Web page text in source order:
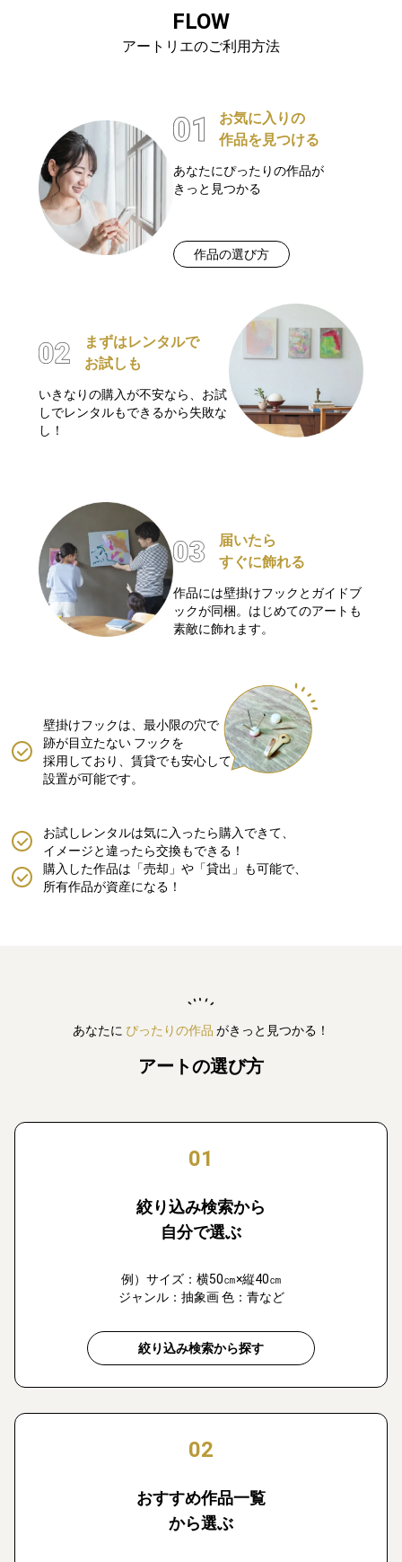
FLOW
アートリエのご利用方法
お気に入りの
作品を見つける
あなたにぴったりの作品が
きっと見つかる
作品の選び方
まずはレンタルで
お試しも
いきなりの購入が不安なら、お試
しでレンタルもできるから失敗な
し！
届いたら
すぐに飾れる
作品には壁掛けフックとガイドブ
ックが同梱。はじめてのアートも
素敵に飾れます。
壁掛けフックは、最小限の穴で
跡が目立たない フックを
採用しており、賃貸でも安心して
設置が可能です。
購入した作品は「売却」や「貸出」も可能で、
所有作品が資産になる！
お試しレンタルは気に入ったら購入できて、
イメージと違ったら交換もできる！
あなたに ぴったりの作品 がきっと見つかる！
アートの選び方
01
絞り込み検索から
自分で選ぶ
例）サイズ：横50㎝×縦40㎝
ジャンル：抽象画 色：青など
絞り込み検索から探す
02
おすすめ作品一覧
から選ぶ